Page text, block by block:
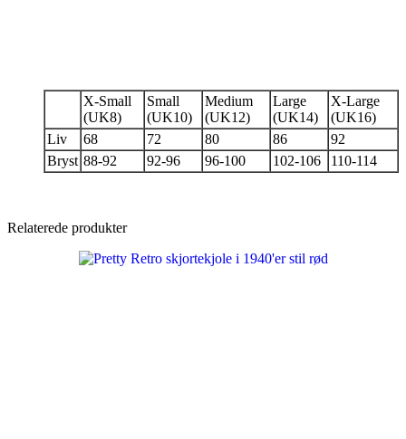
X-Small
(UK8)
Small
(UK10)
Medium
(UK12)
Large
(UK14)
X-Large
(UK16)
Liv
68 72 80 86
92
Bryst 88-92 92-96 96-100 102-106 110-114
Relaterede produkter